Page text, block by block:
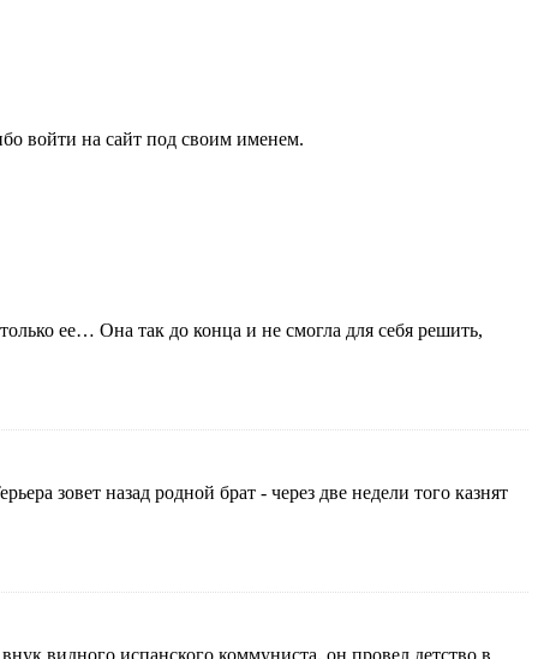
войти на сайт под своим именем.
ее… Она так до конца и не смогла для себя решить,
зовет назад родной брат - через две недели того казнят